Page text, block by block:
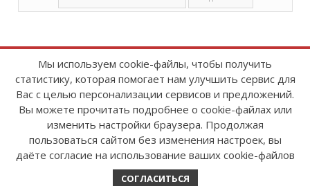
Copyright © 2008-2026FinanceTimes
Зарегистрировано в Роскомнадзоре
Свидетельство о регистрации СМИ:
серия Эл № ФС77-86300 от 10 ноября 2023 г
Мы используем cookie-файлы, чтобы получить
статистику, которая помогает нам улучшить сервис для
Вас с целью персонализации сервисов и предложений.
Вы можете прочитать подробнее о cookie-файлах или
изменить настройки браузера. Продолжая
пользоваться сайтом без изменения настроек, вы
даёте согласие на использование ваших cookie-файлов
СОГЛАСИТЬСЯ